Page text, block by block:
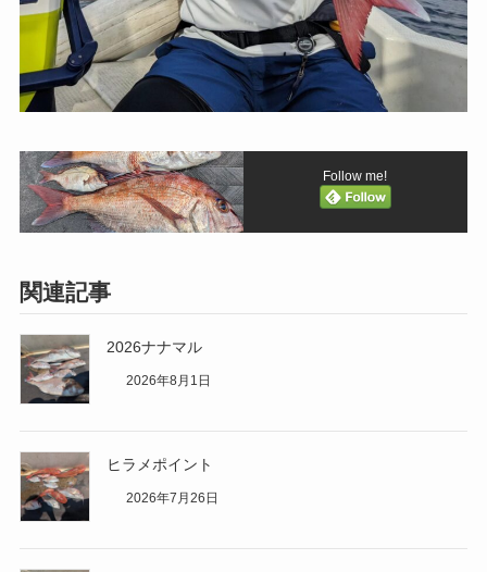
Follow me!
関連記事
2026ナナマル
2026年8月1日
ヒラメポイント
2026年7月26日